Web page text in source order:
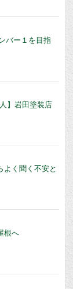
バー１を目指
】岩田塗装店
よく聞く不安と
根へ